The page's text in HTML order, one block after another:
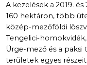
A kezelések a 2019.
160 hektáron, több
közép-mezőföldi
Tengelici-
Ürge-mező és a paksi
területek egyes